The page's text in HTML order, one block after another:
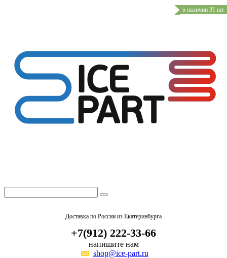
Доставка по России из Екатеринбурга
+7(912) 222-33-66
напишите нам
shop@ice-part.ru
в наличии 31 шт